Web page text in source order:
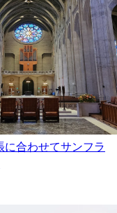
合わせてサンフラ